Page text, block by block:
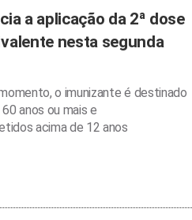
a aplicação da 2ª dose
nesta segunda
o imunizante é destinado
anos ou mais e
acima de 12 anos